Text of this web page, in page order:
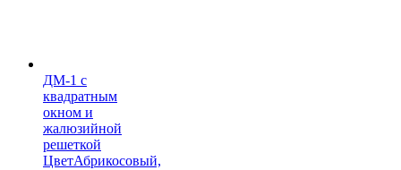
ДМ-1 с
квадратным
окном и
жалюзийной
решеткой
ЦветАбрикосовый,